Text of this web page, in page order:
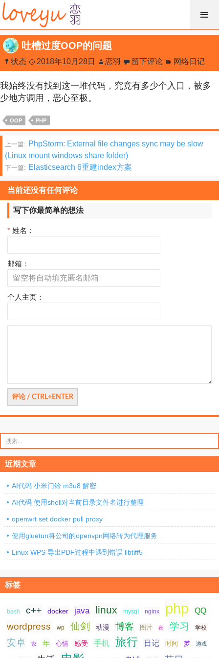
跳
过
内
容
吐槽过度OOP的问题
状态 2018年10月28日 恋羽 留下评论 网络日记
我始终没有找到这一堆代码，究竟有多少个入口，被多
少地方调用，恶心至极。
OOP PHP
文
章
分
页
上一篇: PhpStorm: External file changes sync may be slow
(Linux mount windows share folder)
下一篇: Elasticsearch 6重建index方案
当前还没有任何评论
写下你最简单的想法
* 姓名：
邮箱：
个人主页：
索：
近期文章
AI代码 小米门铃 m3u8 解密
AI代码 使用shell对当前目录文件名进行整理
openwrt set docker pull proxy
使用gluetun将公司的openvpn网络转为代理服务
Linux WPS 导出PDF过程中遇到错误 libtiff5
标签
bash c++ docker java linux mysql nginx php QQ
wordpress wp 仙剑 动漫 博客 图片 夜 学习 学校
安卓 家 年 心情 感受 手机 旅行 日记 时间 梦 游戏